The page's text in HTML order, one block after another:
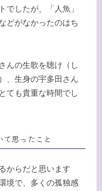
でしたが、「人魚」
どがなかったのはち
んの生歌を聴け（し
、生身の宇多田さん
ても貴重な時間でし
思ったこと
からだと思います
境で、多くの孤独感